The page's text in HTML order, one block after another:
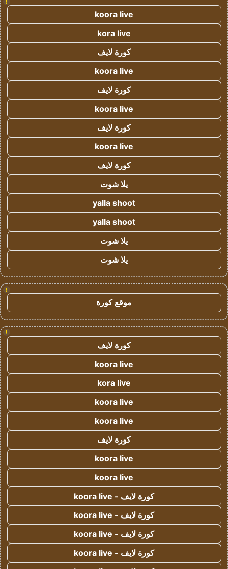
koora live
kora live
كورة لايف
koora live
كورة لايف
koora live
كورة لايف
koora live
كورة لايف
يلا شوت
yalla shoot
yalla shoot
يلا شوت
يلا شوت
!
موقع كورة
!
كورة لايف
koora live
kora live
koora live
koora live
كورة لايف
koora live
koora live
كورة لايف - koora live
كورة لايف - koora live
كورة لايف - koora live
كورة لايف - koora live